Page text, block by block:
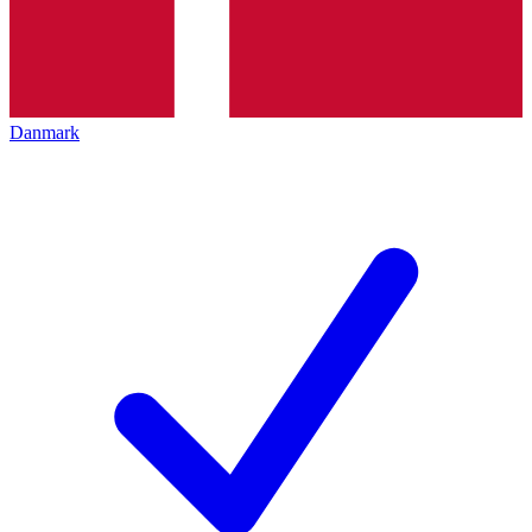
Danmark